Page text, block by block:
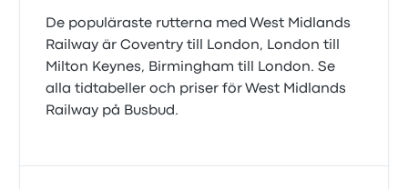
De populäraste rutterna med West Midlands
Railway är Coventry till London, London till
Milton Keynes, Birmingham till London. Se
alla tidtabeller och priser för West Midlands
Railway på Busbud.